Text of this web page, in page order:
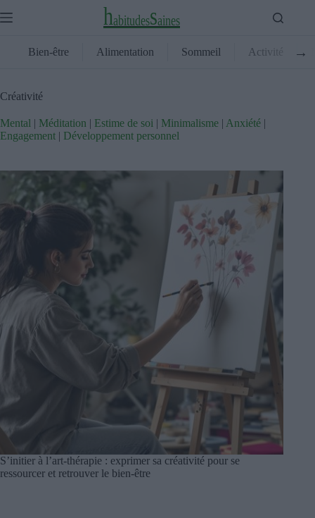
to
habitudessaines
Bien-être Alimentation Sommeil Activité →
Créativité
Mental | Méditation | Estime de soi | Minimalisme | Anxiété |
Engagement | Développement personnel
S’initier à l’art-thérapie : exprimer sa créativité pour se
ressourcer et retrouver le bien-être